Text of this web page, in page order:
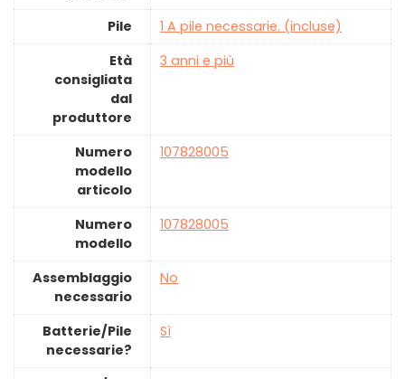
Pile
‎1 A pile necessarie. (incluse)
Età
consigliata
dal
produttore
‎3 anni e più
Numero
modello
articolo
‎107828005
Numero
modello
‎107828005
Assemblaggio
necessario
‎No
Batterie/Pile
necessarie?
‎Sì